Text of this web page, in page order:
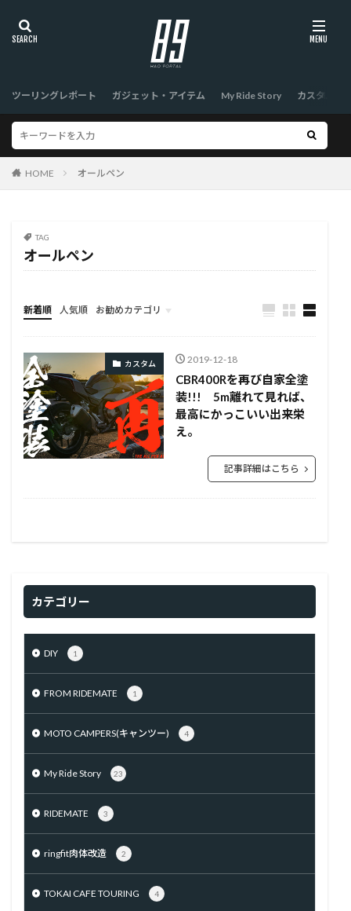
ツーリングレポート ガジェット・アイテム My Ride Story カスタム
HOME オールペン
TAG
オールペン
新着順 人気順 お勧めカテゴリ
TOP
カスタム 2019-12-18
CBR400Rを再び自家全塗
装!!! 5m離れて見れば、
最高にかっこいい出来栄
え。
記事詳細はこちら
カテゴリー
DIY 1
FROM RIDEMATE 1
MOTO CAMPERS(キャンツー) 4
My Ride Story 23
RIDEMATE 3
ringfit肉体改造 2
TOKAI CAFE TOURING 4